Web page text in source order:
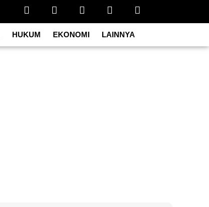
HUKUM EKONOMI LAINNYA